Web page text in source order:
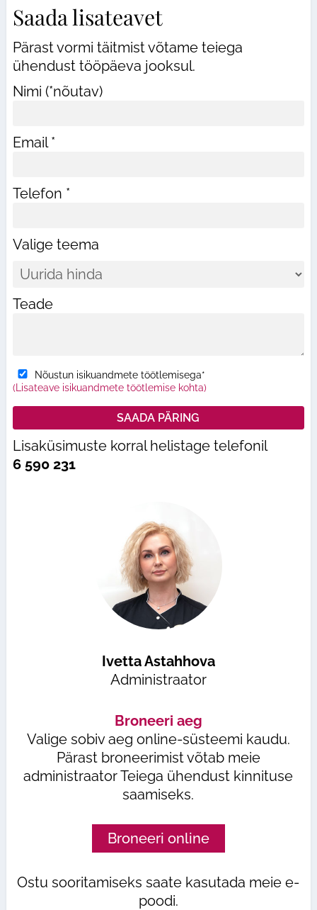
Saada lisateavet
Pärast vormi täitmist võtame teiega
ühendust tööpäeva jooksul.
Nimi (*nõutav)
Email *
Telefon *
Valige teema
Teade
Nõustun isikuandmete töötlemisega*
(Lisateave isikuandmete töötlemise kohta)
Lisaküsimuste korral helistage telefonil
6 590 231
Ivetta Astahhova
Administraator
Broneeri aeg
Valige sobiv aeg online-süsteemi kaudu.
Pärast broneerimist võtab meie
administraator Teiega ühendust kinnituse
saamiseks.
Broneeri online
Ostu sooritamiseks saate kasutada meie e-
poodi.